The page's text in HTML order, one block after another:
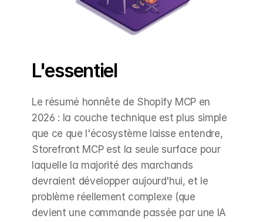
L'essentiel
Le résumé honnête de Shopify MCP en
2026 : la couche technique est plus simple
que ce que l'écosystème laisse entendre,
Storefront MCP est la seule surface pour
laquelle la majorité des marchands
devraient développer aujourd'hui, et le
problème réellement complexe (que
devient une commande passée par une IA